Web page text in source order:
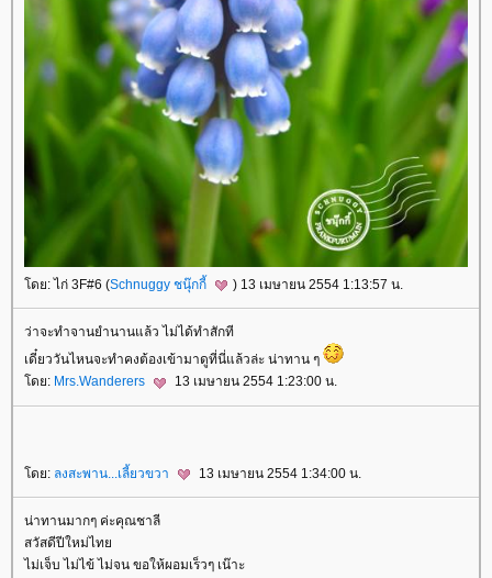
ดย: ไก่ 3F#6 (Schnuggy ชนุ๊กกี้ ) 13 เมษายน 2554 1:13:57 น.
ว่าจะทำจานยำนานแล้ว ไม่ได้ทำสักที
เดี๋ยววันไหนจะทำคงต้องเข้ามาดูที่นี่แล้วล่ะ น่าทาน ๆ
ดย: Mrs.Wanderers 13 เมษายน 2554 1:23:00 น.
ดย: ลงสะพาน...เลี้ยวขวา 13 เมษายน 2554 1:34:00 น.
น่าทานมากๆ ค่ะคุณชาลี
สวัสดีปีใหม่ไท
ไม่เจ็บ ไม่ไข้ ไม่จน ขอให้ผอมเร็วๆ เน๊าะ